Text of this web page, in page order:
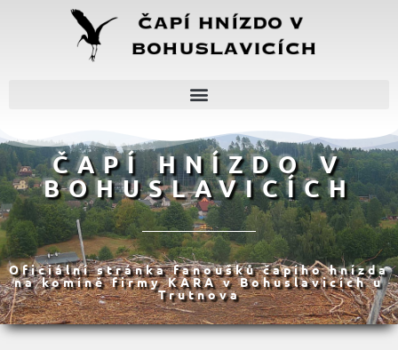
ČAPÍ HNÍZDO V
BOHUSLAVICÍCH
Oficiální stránka fanoušků čapího hnízda
na komíně firmy KARA v Bohuslavicích u
Trutnova